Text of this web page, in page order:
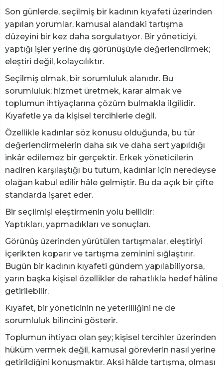
Son günlerde, seçilmiş bir kadının kıyafeti üzerinden
yapılan yorumlar, kamusal alandaki tartışma
düzeyini bir kez daha sorgulatıyor. Bir yöneticiyi,
yaptığı işler yerine dış görünüşüyle değerlendirmek;
eleştiri değil, kolaycılıktır.
Seçilmiş olmak, bir sorumluluk alanıdır. Bu
sorumluluk; hizmet üretmek, karar almak ve
toplumun ihtiyaçlarına çözüm bulmakla ilgilidir.
Kıyafetle ya da kişisel tercihlerle değil.
Özellikle kadınlar söz konusu olduğunda, bu tür
değerlendirmelerin daha sık ve daha sert yapıldığı
inkâr edilemez bir gerçektir. Erkek yöneticilerin
nadiren karşılaştığı bu tutum, kadınlar için neredeyse
olağan kabul edilir hâle gelmiştir. Bu da açık bir çifte
standarda işaret eder.
Bir seçilmişi eleştirmenin yolu bellidir:
Yaptıkları, yapmadıkları ve sonuçları.
Görünüş üzerinden yürütülen tartışmalar, eleştiriyi
içerikten koparır ve tartışma zeminini sığlaştırır.
Bugün bir kadının kıyafeti gündem yapılabiliyorsa,
yarın başka kişisel özellikler de rahatlıkla hedef hâline
getirilebilir.
Kıyafet, bir yöneticinin ne yeterliliğini ne de
sorumluluk bilincini gösterir.
Toplumun ihtiyacı olan şey; kişisel tercihler üzerinden
hüküm vermek değil, kamusal görevlerin nasıl yerine
getirildiğini konuşmaktır. Aksi hâlde tartışma, olması